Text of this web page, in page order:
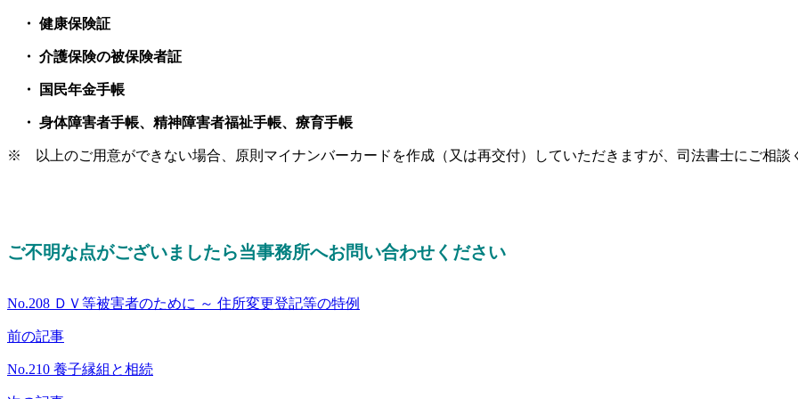
・ 健康保険証
・ 介護保険の被保険者証
・ 国民年金手帳
・ 身体障害者手帳、精神障害者福祉手帳、療育手帳
※ 以上のご用意ができない場合、原則マイナンバーカードを作成（又は再交付）していただきますが、司法書士にご相談
ご不明な点がございましたら当事務所へお問い合わせください
No.208 ＤＶ等被害者のために ～ 住所変更登記等の特例
前の記事
No.210 養子縁組と相続